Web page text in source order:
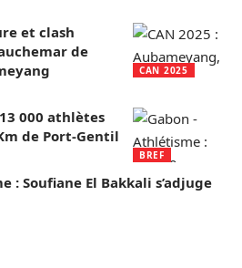
CAN 2025
et clash
de
BREF
000 athlètes
de Port-Gentil
: Soufiane El Bakkali s’adjuge